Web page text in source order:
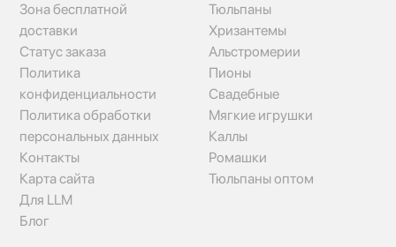
Зона бесплатной
доставки
Статус заказа
Политика
конфиденциальности
Политика обработки
персональных данных
Контакты
Карта сайта
Для LLM
Блог
Тюльпаны
Хризантемы
Альстромерии
Пионы
Свадебные
Мягкие игрушки
Каллы
Ромашки
Тюльпаны оптом